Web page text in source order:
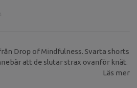
Drop of Mindfulness. Svarta shorts
att de slutar strax ovanför knät.
Läs mer